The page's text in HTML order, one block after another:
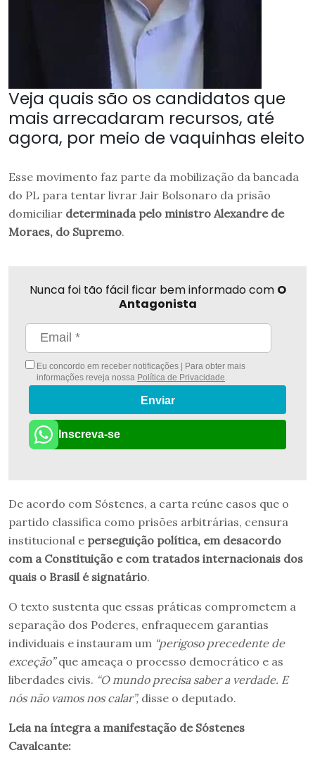
Veja quais são os candidatos que
mais arrecadaram recursos, até
agora, por meio de vaquinhas eleito
Esse movimento faz parte da mobilização da bancada
do PL para tentar livrar Jair Bolsonaro da prisão
domiciliar determinada pelo ministro Alexandre de
Moraes, do Supremo.
Nunca foi tão fácil ficar bem informado com O
Antagonista
Eu concordo em receber notificações | Para obter mais
informações reveja nossa Política de Privacidade.
Enviar
Inscreva-se
De acordo com Sóstenes, a carta reúne casos que o
partido classifica como prisões arbitrárias, censura
institucional e perseguição política, em desacordo
com a Constituição e com tratados internacionais dos
quais o Brasil é signatário.
O texto sustenta que essas práticas comprometem a
separação dos Poderes, enfraquecem garantias
individuais e instauram um “perigoso precedente de
exceção”que ameaça o processo democrático e as
liberdades civis. “O mundo precisa saber a verdade. E
nós não vamos nos calar”, disse o deputado.
Leia na íntegra a manifestação de Sóstenes
Cavalcante: